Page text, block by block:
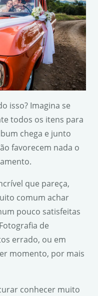
isso? Imagina se
todos os itens para
chega e junto
favorecem nada o
que pareça,
comum achar
pouco satisfeitas
de
errado, ou em
momento, por mais
conhecer muito